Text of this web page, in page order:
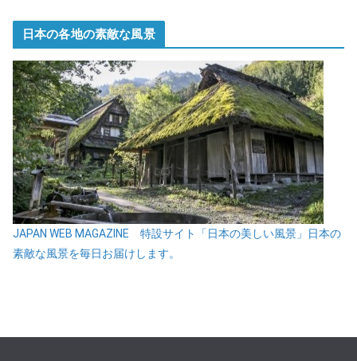
日本の各地の素敵な風景
JAPAN WEB MAGAZINE 特設サイト「日本の美しい風景」日本の
素敵な風景を毎日お届けします。